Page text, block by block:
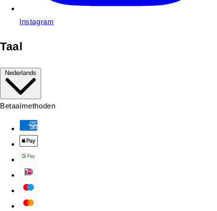
Instagram
Taal
Nederlands
Betaalmethoden